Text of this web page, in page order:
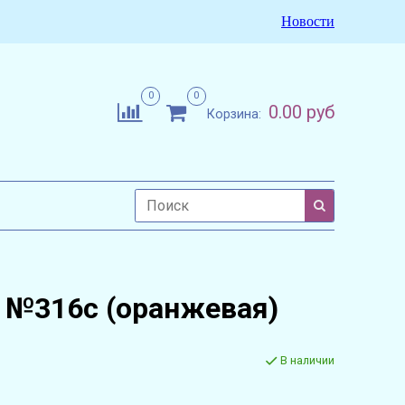
Новости
0 0
Корзина: 0.00 руб
(оранжевая)
В наличии